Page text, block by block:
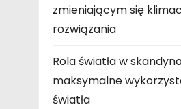
zmieniającym się
rozwiązania
Rola światła w
maksymalne
światła